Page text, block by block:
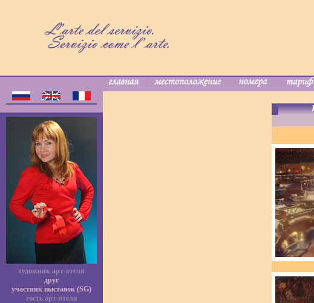
художник арт-отеля
друг
участник выставок (SG)
гость арт-отеля